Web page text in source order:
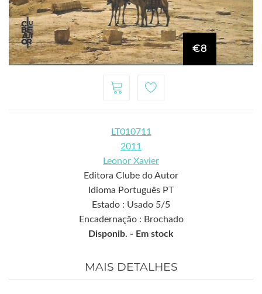
€8
LT010711
2011
Leonor Xavier
Editora Clube do Autor
Idioma Português PT
Estado : Usado 5/5
Encadernação : Brochado
Disponib. - Em stock
MAIS DETALHES